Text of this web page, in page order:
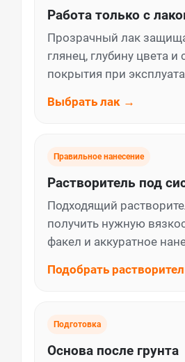
Работа только с
Прозрачный лак
глянец, глубину цвета и
покрытия при
Выбрать лак →
Правильное нанесение
Растворитель под
Подходящий
получить нужную
факел и аккуратное
Подобрать
Подготовка
Основа после грунта